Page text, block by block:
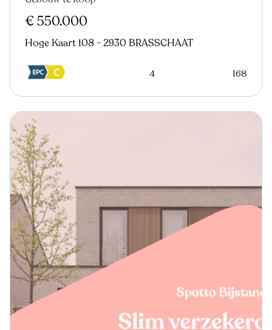
€ 550.000
Hoge Kaart 108 - 2930 BRASSCHAAT
4 168